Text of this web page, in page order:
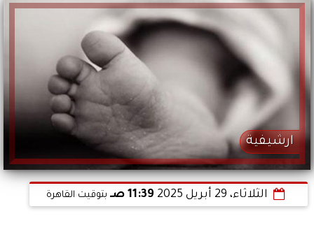
ارشيفية
الثلاثاء، 29 أبريل 2025 11:39 صـ بتوقيت القاهرة